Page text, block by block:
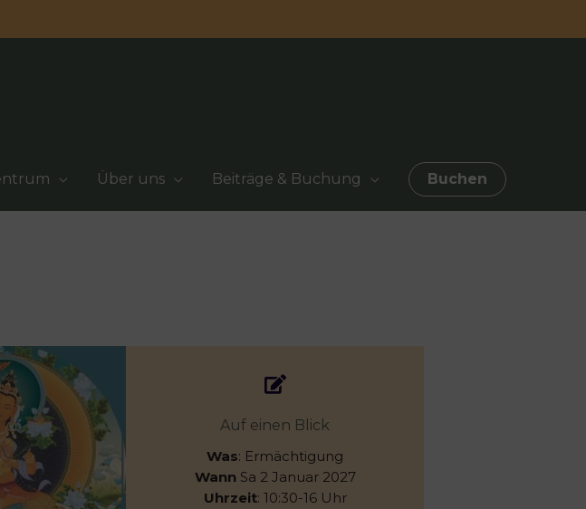
Über uns Beiträge & Buchung Buchen
Auf einen Blick
Was: Ermächtigung
WannSa 2 Januar 2027
Uhrzeit: 10:30-16 Uhr